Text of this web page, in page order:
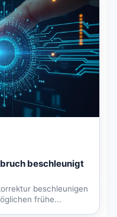
beschleunigt
beschleunigen
frühe...